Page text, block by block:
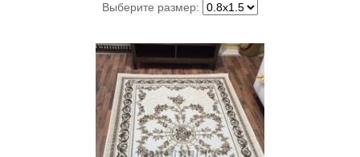
Выберите размер: